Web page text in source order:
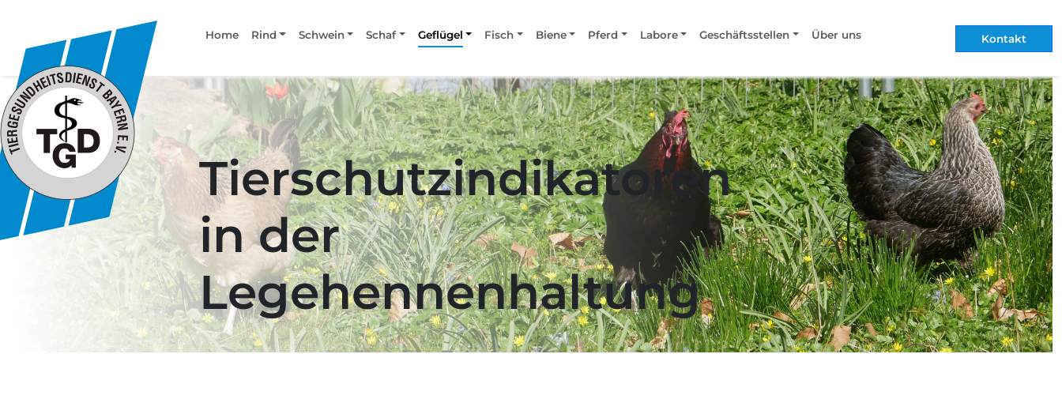
Home Rind Schwein Schaf Geflügel Fisch Biene Pferd Labore Geschäftsstellen Über uns Kontakt
Tierschutzindikatoren
in der
Legehennenhaltung